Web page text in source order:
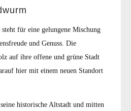
für eine gelungene Mischung
und Genuss. Die
auf ihre offene und grüne Stadt
hier mit einem neuen Standort
historische Altstadt und mitten